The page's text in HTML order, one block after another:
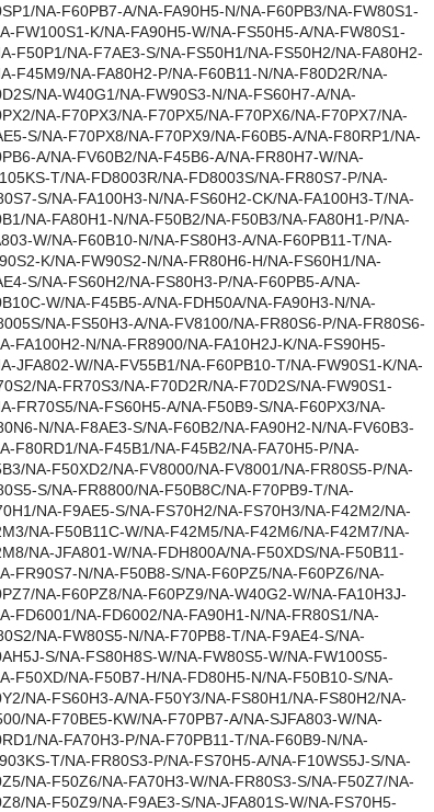
NA-F60PB7-A/NA-FA90H5-N/NA-F60PB3/NA-FW80S1-
FW100S1-K/NA-FA90H5-W/NA-FS50H5-A/NA-FW80S1-
F50P1/NA-F7AE3-S/NA-FS50H1/NA-FS50H2/NA-FA80H2-
F45M9/NA-FA80H2-P/NA-F60B11-N/NA-F80D2R/NA-
NA-W40G1/NA-FW90S3-N/NA-FS60H7-A/NA-
NA-F70PX3/NA-F70PX5/NA-F70PX6/NA-F70PX7/NA-
S/NA-F70PX8/NA-F70PX9/NA-F60B5-A/NA-F80RP1/NA-
A/NA-FV60B2/NA-F45B6-A/NA-FR80H7-W/NA-
T/NA-FD8003R/NA-FD8003S/NA-FR80S7-P/NA-
S/NA-FA100H3-N/NA-FS60H2-CK/NA-FA100H3-T/NA-
NA-FA80H1-N/NA-F50B2/NA-F50B3/NA-FA80H1-P/NA-
W/NA-F60B10-N/NA-FS80H3-A/NA-F60PB11-T/NA-
K/NA-FW90S2-N/NA-FR80H6-H/NA-FS60H1/NA-
S/NA-FS60H2/NA-FS80H3-P/NA-F60PB5-A/NA-
W/NA-F45B5-A/NA-FDH50A/NA-FA90H3-N/NA-
NA-FS50H3-A/NA-FV8100/NA-FR80S6-P/NA-FR80S6-
FA100H2-N/NA-FR8900/NA-FA10H2J-K/NA-FS90H5-
JFA802-W/NA-FV55B1/NA-F60PB10-T/NA-FW90S1-K/NA-
NA-FR70S3/NA-F70D2R/NA-F70D2S/NA-FW90S1-
FR70S5/NA-FS60H5-A/NA-F50B9-S/NA-F60PX3/NA-
N/NA-F8AE3-S/NA-F60B2/NA-FA90H2-N/NA-FV60B3-
F80RD1/NA-F45B1/NA-F45B2/NA-FA70H5-P/NA-
NA-F50XD2/NA-FV8000/NA-FV8001/NA-FR80S5-P/NA-
S/NA-FR8800/NA-F50B8C/NA-F70PB9-T/NA-
NA-F9AE5-S/NA-FS70H2/NA-FS70H3/NA-F42M2/NA-
NA-F50B11C-W/NA-F42M5/NA-F42M6/NA-F42M7/NA-
NA-JFA801-W/NA-FDH800A/NA-F50XDS/NA-F50B11-
FR90S7-N/NA-F50B8-S/NA-F60PZ5/NA-F60PZ6/NA-
NA-F60PZ8/NA-F60PZ9/NA-W40G2-W/NA-FA10H3J-
FD6001/NA-FD6002/NA-FA90H1-N/NA-FR80S1/NA-
NA-FW80S5-N/NA-F70PB8-T/NA-F9AE4-S/NA-
S/NA-FS80H8S-W/NA-FW80S5-W/NA-FW100S5-
F50XD/NA-F50B7-H/NA-FD80H5-N/NA-F50B10-S/NA-
NA-FS60H3-A/NA-F50Y3/NA-FS80H1/NA-FS80H2/NA-
NA-F70BE5-KW/NA-F70PB7-A/NA-SJFA803-W/NA-
NA-FA70H3-P/NA-F70PB11-T/NA-F60B9-N/NA-
T/NA-FR80S3-P/NA-FS70H5-A/NA-F10WS5J-S/NA-
NA-F50Z6/NA-FA70H3-W/NA-FR80S3-S/NA-F50Z7/NA-
NA-F50Z9/NA-F9AE3-S/NA-JFA801S-W/NA-FS70H5-